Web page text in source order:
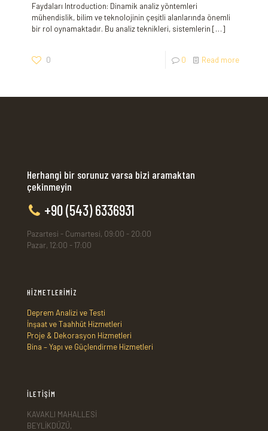
Faydaları Introduction: Dinamik analiz ⁢yöntemleri
mühendislik, bilim ve teknolojinin⁣ çeşitli alanlarında önemli
bir rol oynamaktadır. Bu analiz teknikleri, sistemlerin […]
0 0 Read more
Herhangi bir sorunuz varsa bizi aramaktan
çekinmeyin
+90 (543) 6336931
Pazartesi - Cumartesi, 09:00 - 20:00
Pazar, 12:00 - 17:00
HİZMETLERİMİZ
Deprem Analizi ve Testi
İnşaat ve Taahhüt Hizmetleri
Proje & Dekorasyon Hizmetleri
Bina – Yapı ve Güçlendirme Hizmetleri
İLETİŞİM
KAVAKLI MAHALLESİ
BEYLİKDÜZÜ,